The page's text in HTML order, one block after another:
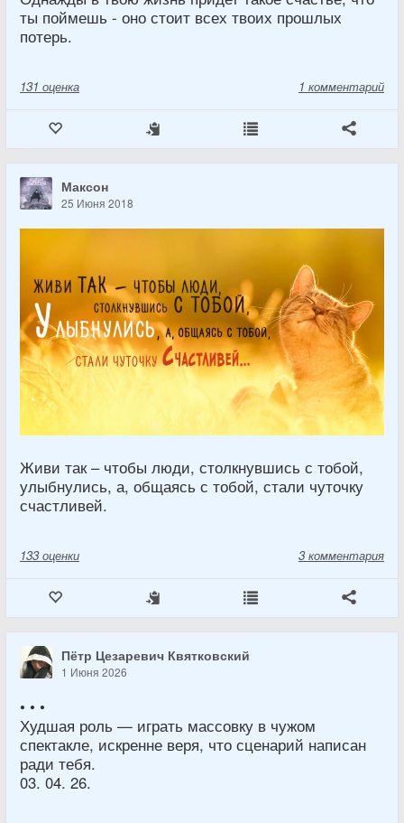
ты поймешь - оно стоит всех твоих прошлых
потерь.
131 оценка 1 комментарий
Максон
25 Июня 2018
Живи так – чтобы люди, столкнувшись с тобой,
улыбнулись, а, общаясь с тобой, стали чуточку
счастливей.
133 оценки 3 комментария
Пётр Цезаревич Квятковский
1 Июня 2026
• • •
Худшая роль — играть массовку в чужом
спектакле, искренне веря, что сценарий написан
ради тебя.
03. 04. 26.